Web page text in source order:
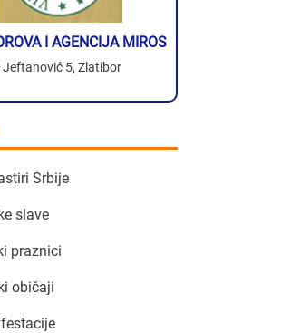
I AGENCIJA MIROS
5, Zlatibor
Srbije
slave
praznici
običaji